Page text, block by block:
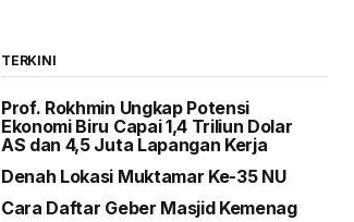
TERKINI
Prof. Rokhmin Ungkap Potensi
Ekonomi Biru Capai 1,4 Triliun Dolar
AS dan 4,5 Juta Lapangan Kerja
Denah Lokasi Muktamar Ke-35 NU
Cara Daftar Geber Masjid Kemenag